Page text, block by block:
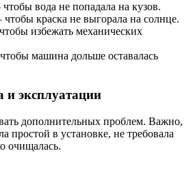
вода не попадала на кузов.
краска не выгорала на солнце.
избежать механических
машина дольше оставалась
и эксплуатации
дополнительных проблем. Важно,
простой в установке, не требовала
очищалась.